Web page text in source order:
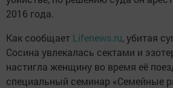
2016 года.
Как сообщает Lifenews.ru, убитая
Сосина увлекалась сектами и
настигла женщину во время её
специальный семинар «Семейные